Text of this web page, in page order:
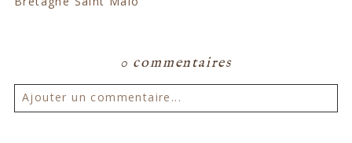
0 commentaires
Ajouter un commentaire...